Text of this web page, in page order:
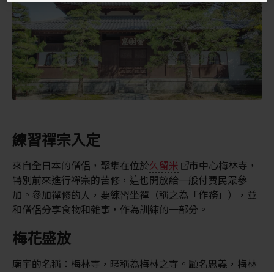
練習禪宗入定
來自全日本的僧侶，聚集在位於久留米
市中心梅林寺，
特別前來進行禪宗的苦修，這也開放給一般付費民眾參
加。參加禪修的人，要練習坐禪（稱之為「作務」），並
和僧侶分享食物和雜事，作為訓練的一部分。
梅花盛放
廟宇的名稱：梅林寺，暱稱為梅林之寺。顧名思義，梅林